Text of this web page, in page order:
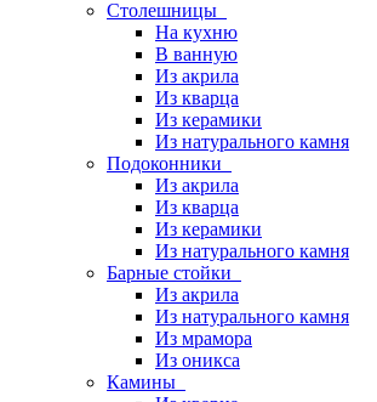
Столешницы
На кухню
В ванную
Из акрила
Из кварца
Из керамики
Из натурального камня
Подоконники
Из акрила
Из кварца
Из керамики
Из натурального камня
Барные стойки
Из акрила
Из натурального камня
Из мрамора
Из оникса
Камины